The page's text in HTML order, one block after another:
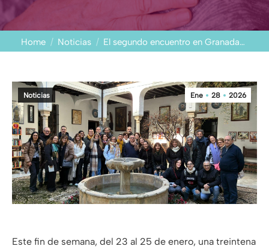
You are here:
Home Noticias El segundo encuentro en Granada…
Ene 28 2026
Noticias
Este fin de semana, del 23 al 25 de enero, una treintena